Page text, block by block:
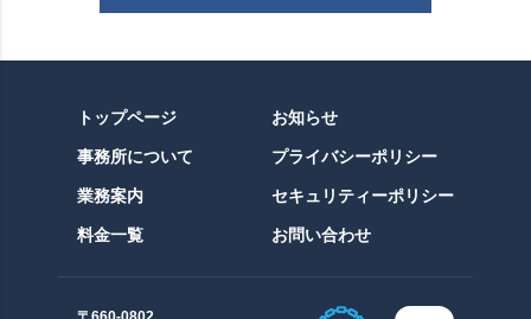
トップページ
事務所について
業務案内
料金一覧
お知らせ
プライバシーポリシー
セキュリティーポリシー
お問い合わせ